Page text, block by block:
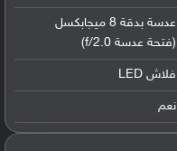
عدسة بدقة 8 ميجابكسل
(فتحة عدسة f/2.0)
فلاش LED
نعم